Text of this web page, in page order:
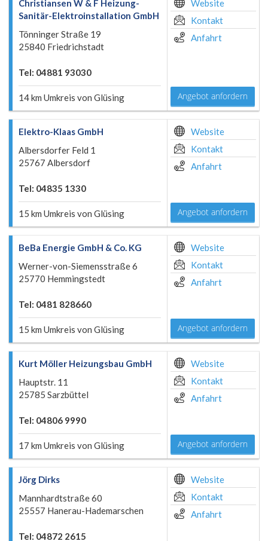
Christiansen W & F Heizung-
Sanitär-Elektroinstallation GmbH
Tönninger Straße 19
25840 Friedrichstadt
Tel: 04881 93030
14 km Umkreis von Glüsing
Website
Kontakt
Anfahrt
Angebot anfordern
Elektro-Klaas GmbH
Albersdorfer Feld 1
25767 Albersdorf
Tel: 04835 1330
15 km Umkreis von Glüsing
Website
Kontakt
Anfahrt
Angebot anfordern
BeBa Energie GmbH & Co. KG
Werner-von-Siemensstraße 6
25770 Hemmingstedt
Tel: 0481 828660
15 km Umkreis von Glüsing
Website
Kontakt
Anfahrt
Angebot anfordern
Kurt Möller Heizungsbau GmbH
Hauptstr. 11
25785 Sarzbüttel
Tel: 04806 9990
17 km Umkreis von Glüsing
Website
Kontakt
Anfahrt
Angebot anfordern
Jörg Dirks
Mannhardtstraße 60
25557 Hanerau-Hademarschen
Tel: 04872 2615
Website
Kontakt
Anfahrt